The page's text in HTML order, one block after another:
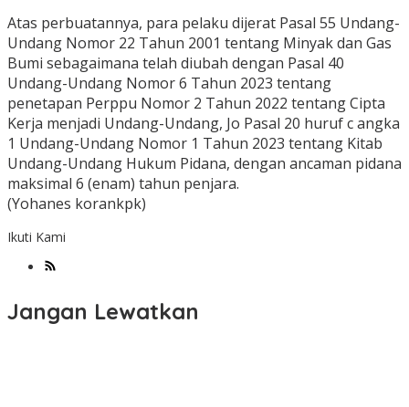
Atas perbuatannya, para pelaku dijerat Pasal 55 Undang-
Undang Nomor 22 Tahun 2001 tentang Minyak dan Gas
Bumi sebagaimana telah diubah dengan Pasal 40
Undang-Undang Nomor 6 Tahun 2023 tentang
penetapan Perppu Nomor 2 Tahun 2022 tentang Cipta
Kerja menjadi Undang-Undang, Jo Pasal 20 huruf c angka
1 Undang-Undang Nomor 1 Tahun 2023 tentang Kitab
Undang-Undang Hukum Pidana, dengan ancaman pidana
maksimal 6 (enam) tahun penjara.
(Yohanes korankpk)
Ikuti Kami
Jangan Lewatkan